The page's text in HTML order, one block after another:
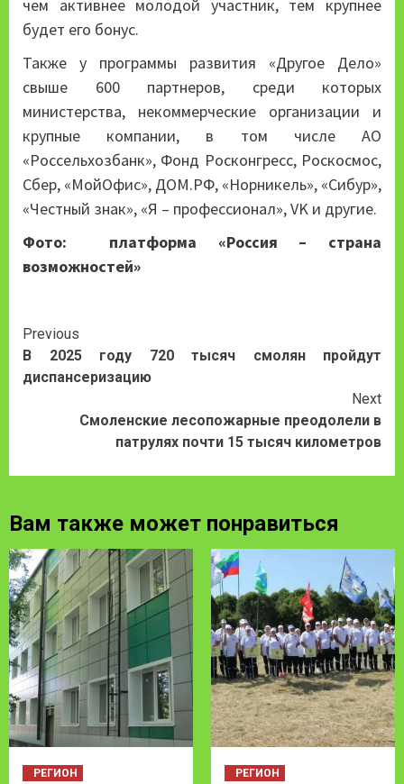
чем активнее молодой участник, тем крупнее
будет его бонус.
Также у программы развития «Другое Дело»
свыше 600 партнеров, среди которых
министерства, некоммерческие организации и
крупные компании, в том числе АО
«Россельхозбанк», Фонд Росконгресс, Роскосмос,
Сбер, «МойОфис», ДОМ.РФ, «Норникель», «Сибур»,
«Честный знак», «Я – профессионал», VK и другие.
Фото: платформа «Россия – страна
возможностей»
Continue
Reading
Previous
В 2025 году 720 тысяч смолян пройдут
диспансеризацию
Next
Смоленские лесопожарные преодолели в
патрулях почти 15 тысяч километров
Вам также может понравиться
РЕГИОН РЕГИОН